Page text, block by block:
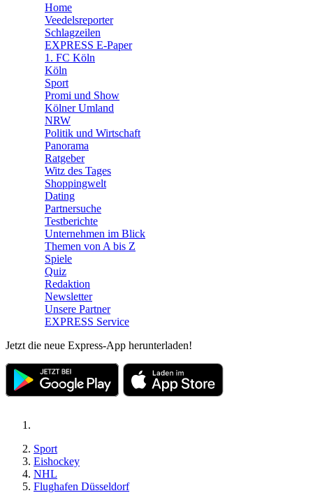
Home
Veedelsreporter
Schlagzeilen
EXPRESS E-Paper
1. FC Köln
Köln
Sport
Promi und Show
Kölner Umland
NRW
Politik und Wirtschaft
Panorama
Ratgeber
Witz des Tages
Shoppingwelt
Dating
Partnersuche
Testberichte
Unternehmen im Blick
Themen von A bis Z
Spiele
Quiz
Redaktion
Newsletter
Unsere Partner
EXPRESS Service
Jetzt die neue Express-App herunterladen!
Sport
Eishockey
NHL
Flughafen Düsseldorf